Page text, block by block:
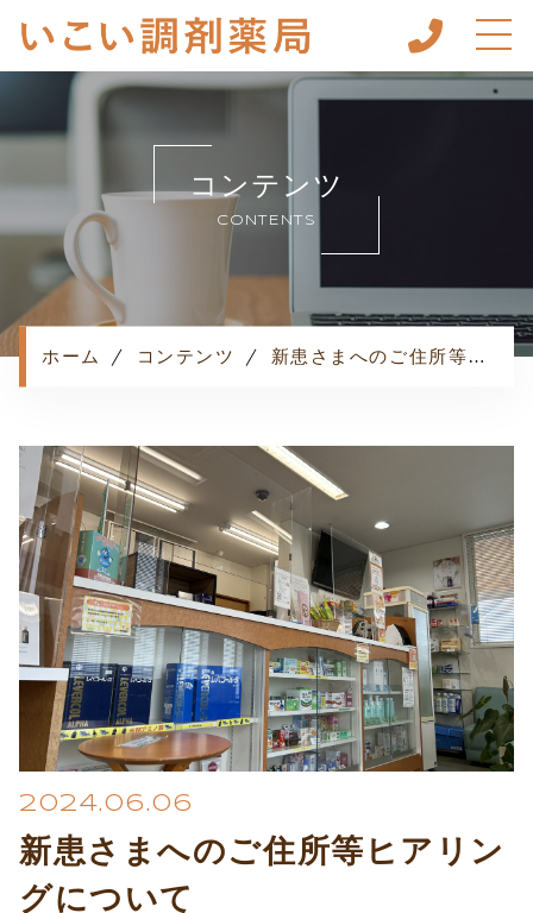
当薬局について
キャンペーン
事業内容
お客様の声
調剤の流れ
よくある質問
コンテンツ
プライバシーポリシー
コンテンツ
CONTENTS
ホーム コンテンツ 新患さまへのご住所等ヒアリングについて
2024.06.06
新患さまへのご住所等ヒアリン
グについて